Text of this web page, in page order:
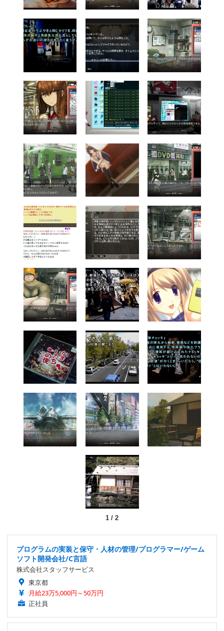
1/ 2
プログラムの実装と保守・人材の管理/プログラマー/ゲーム
ソフト開発会社/C言語
株式会社スタッフサービス
東京都
月給23万5,000円～50万円
正社員